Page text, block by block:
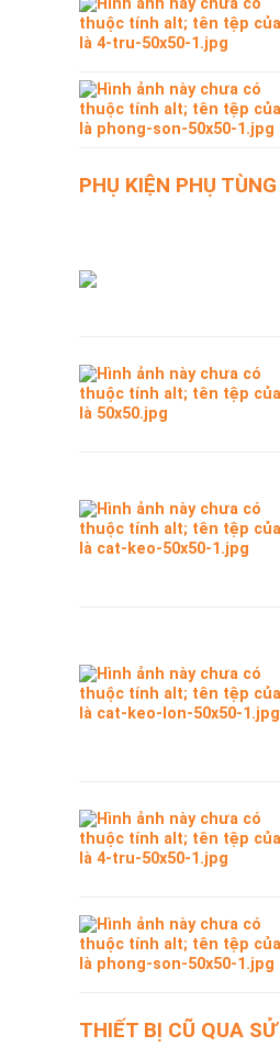
PHỤ KIỆN PHỤ TÙNG
THIẾT BỊ CŨ QUA SỬ